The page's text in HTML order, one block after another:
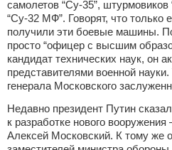
самолетов “Су-35”, штурмовиков
“Су-32 МФ”. Говорят, что только
получили эти боевые машины.
просто “офицер с высшим
кандидат технических наук, он
представителями военной
генерала Московского
Недавно президент Путин
к разработке нового
Алексей Московский. К тому же